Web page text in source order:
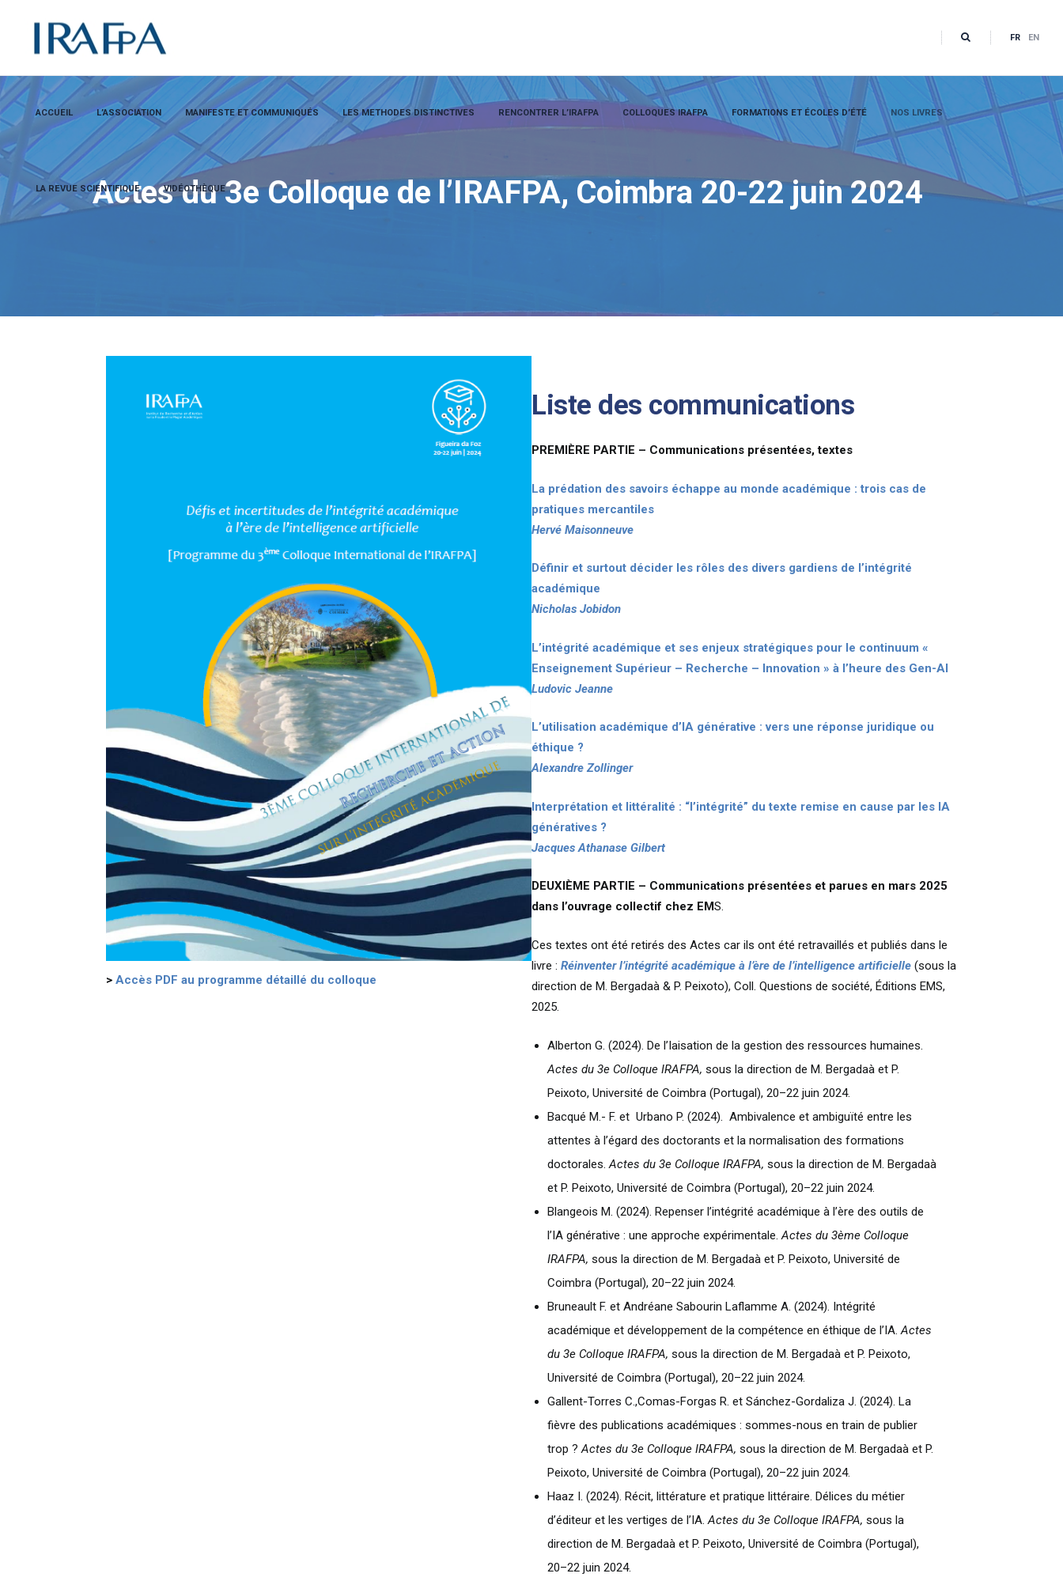
FR EN
ACCUEIL L’ASSOCIATION MANIFESTE ET COMMUNIQUÉS LES METHODES DISTINCTIVES RENCONTRER L’IRAFPA COLLOQUES IRAFPA FORMATIONS ET ÉCOLES D’ÉTÉ NOS LIVRES
LA REVUE SCIENTIFIQUE VIDÉOTHÈQUE
Actes du 3e Colloque de l’IRAFPA, Coimbra 20-22 juin 2024
>Accès PDF au programme détaillé du colloque
Liste des communications
PREMIÈRE PARTIE – Communications présentées, textes
La prédation des savoirs échappe au monde académique : trois cas de
pratiques mercantiles
Hervé Maisonneuve
Définir et surtout décider les rôles des divers gardiens de l’intégrité
académique
Nicholas Jobidon
L’intégrité académique et ses enjeux stratégiques pour le continuum «
Enseignement Supérieur – Recherche – Innovation » à l’heure des Gen-AI
Ludovic Jeanne
L’utilisation académique d’IA générative : vers une réponse juridique ou
éthique ?
Alexandre Zollinger
Interprétation et littéralité : “l’intégrité” du texte remise en cause par les IA
génératives ?
Jacques Athanase Gilbert
DEUXIÈME PARTIE – Communications présentées et parues en mars 2025
dans l’ouvrage collectif chez EMS.
Ces textes ont été retirés des Actes car ils ont été retravaillés et publiés dans le
livre : Réinventer l’intégrité académique à l’ère de l’intelligence artificielle (sous la
direction de M. Bergadaà & P. Peixoto), Coll. Questions de société, Éditions EMS,
2025.
Alberton G. (2024). De l’Iaisation de la gestion des ressources humaines.
Actes du 3e Colloque IRAFPA, sous la direction de M. Bergadaà et P.
Peixoto, Université de Coimbra (Portugal), 20–22 juin 2024.
Bacqué M.- F. et Urbano P. (2024). Ambivalence et ambiguïté entre les
attentes à l’égard des doctorants et la normalisation des formations
doctorales.Actes du 3e Colloque IRAFPA, sous la direction de M. Bergadaà
et P. Peixoto, Université de Coimbra (Portugal), 20–22 juin 2024.
Blangeois M. (2024). Repenser l’intégrité académique à l’ère des outils de
l’IA générative : une approche expérimentale.Actes du 3ème Colloque
IRAFPA, sous la direction de M. Bergadaà et P. Peixoto, Université de
Coimbra (Portugal), 20–22 juin 2024.
Bruneault F. et Andréane Sabourin Laflamme A. (2024). Intégrité
académique et développement de la compétence en éthique de l’IA.Actes
du 3e Colloque IRAFPA, sous la direction de M. Bergadaà et P. Peixoto,
Université de Coimbra (Portugal), 20–22 juin 2024.
Gallent-Torres C.,Comas-Forgas R. et Sánchez-Gordaliza J. (2024). La
fièvre des publications académiques : sommes-nous en train de publier
trop ?Actes du 3e Colloque IRAFPA, sous la direction de M. Bergadaà et P.
Peixoto, Université de Coimbra (Portugal), 20–22 juin 2024.
Haaz I. (2024). Récit, littérature et pratique littéraire. Délices du métier
d’éditeur et les vertiges de l’IA.Actes du 3e Colloque IRAFPA, sous la
direction de M. Bergadaà et P. Peixoto, Université de Coimbra (Portugal),
20–22 juin 2024.